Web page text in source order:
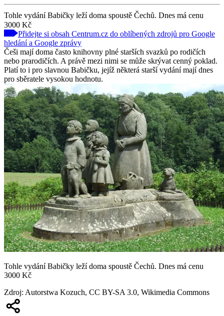
Tohle vydání Babičky leží doma spoustě Čechů. Dnes má cenu
3000 Kč
Přidejte si obsah Centrum.cz do oblíbených zdrojů pro Google
hledání a Google zprávy
Češi mají doma často knihovny plné starších svazků po rodičích
nebo prarodičích. A právě mezi nimi se může skrývat cenný poklad.
Platí to i pro slavnou Babičku, jejíž některá starší vydání mají dnes
pro sběratele vysokou hodnotu.
Tohle vydání Babičky leží doma spoustě Čechů. Dnes má cenu
3000 Kč
Zdroj: Autorstwa Kozuch, CC BY-SA 3.0, Wikimedia Commons